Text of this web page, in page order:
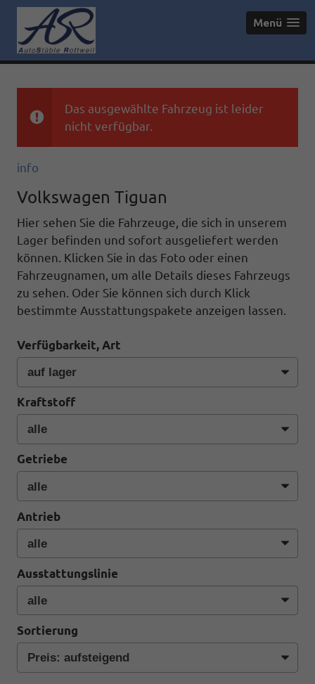
Menü
Das ausgewählte Fahrzeug ist leider
nicht verfügbar.
info
Volkswagen Tiguan
Hier sehen Sie die Fahrzeuge, die sich in unserem
Lager befinden und sofort ausgeliefert werden
können. Klicken Sie in das Foto oder einen
Fahrzeugnamen, um alle Details dieses Fahrzeugs
zu sehen. Oder Sie können sich durch Klick
bestimmte Ausstattungspakete anzeigen lassen.
Verfügbarkeit, Art
Kraftstoff
Getriebe
Antrieb
Ausstattungslinie
Sortierung